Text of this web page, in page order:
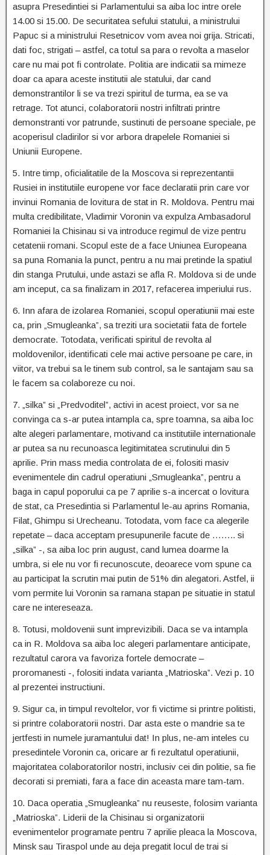
asupra Presedintiei si Parlamentului sa aiba loc intre orele
14.00 si 15.00. De securitatea sefului statului, a ministrului
Papuc si a ministrului Resetnicov vom avea noi grija. Stricati,
dati foc, strigati – astfel, ca totul sa para o revolta a maselor
care nu mai pot fi controlate. Politia are indicatii sa mimeze
doar ca apara aceste institutii ale statului, dar cand
demonstrantilor li se va trezi spiritul de turma, ea se va
retrage. Tot atunci, colaboratorii nostri infiltrati printre
demonstranti vor patrunde, sustinuti de persoane speciale, pe
acoperisul cladirilor si vor arbora drapelele Romaniei si
Uniunii Europene.
5. Intre timp, oficialitatile de la Moscova si reprezentantii
Rusiei in institutiile europene vor face declaratii prin care vor
invinui Romania de lovitura de stat in R. Moldova. Pentru mai
multa credibilitate, Vladimir Voronin va expulza Ambasadorul
Romaniei la Chisinau si va introduce regimul de vize pentru
cetatenii romani. Scopul este de a face Uniunea Europeana
sa puna Romania la punct, pentru a nu mai pretinde la spatiul
din stanga Prutului, unde astazi se afla R. Moldova si de unde
am inceput, ca sa finalizam in 2017, refacerea imperiului rus.
6. Inn afara de izolarea Romaniei, scopul operatiunii mai este
ca, prin „Smugleanka”, sa treziti ura societatii fata de fortele
democrate. Totodata, verificati spiritul de revolta al
moldovenilor, identificati cele mai active persoane pe care, in
viitor, va trebui sa le tinem sub control, sa le santajam sau sa
le facem sa colaboreze cu noi.
7. „silka” si „Predvoditel”, activi in acest proiect, vor sa ne
convinga ca s-ar putea intampla ca, spre toamna, sa aiba loc
alte alegeri parlamentare, motivand ca institutiile internationale
ar putea sa nu recunoasca legitimitatea scrutinului din 5
aprilie. Prin mass media controlata de ei, folositi masiv
evenimentele din cadrul operatiuni „Smugleanka”, pentru a
baga in capul poporului ca pe 7 aprilie s-a incercat o lovitura
de stat, ca Presedintia si Parlamentul le-au aprins Romania,
Filat, Ghimpu si Urecheanu. Totodata, vom face ca alegerile
repetate – daca acceptam presupunerile facute de …….. si
„silka” -, sa aiba loc prin august, cand lumea doarme la
umbra, si ele nu vor fi recunoscute, deoarece vom spune ca
au participat la scrutin mai putin de 51% din alegatori. Astfel, ii
vom permite lui Voronin sa ramana stapan pe situatie in statul
care ne intereseaza.
8. Totusi, moldovenii sunt imprevizibili. Daca se va intampla
ca in R. Moldova sa aiba loc alegeri parlamentare anticipate,
rezultatul carora va favoriza fortele democrate –
proromanesti -, folositi indata varianta „Matrioska”. Vezi p. 10
al prezentei instructiuni.
9. Sigur ca, in timpul revoltelor, vor fi victime si printre politisti,
si printre colaboratorii nostri. Dar asta este o mandrie sa te
jertfesti in numele juramantului dat! In plus, ne-am inteles cu
presedintele Voronin ca, oricare ar fi rezultatul operatiunii,
majoritatea colaboratorilor nostri, inclusiv cei din politie, sa fie
decorati si premiati, fara a face din aceasta mare tam-tam.
10. Daca operatia „Smugleanka” nu reuseste, folosim varianta
„Matrioska”. Liderii de la Chisinau si organizatorii
evenimentelor programate pentru 7 aprilie pleaca la Moscova,
Minsk sau Tiraspol unde au deja pregatit locul de trai si